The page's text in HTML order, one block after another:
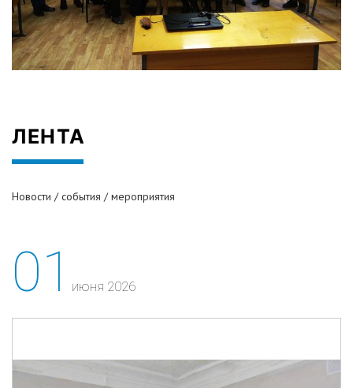
ЛЕНТА
Новости / события / мероприятия
01 июня 2026